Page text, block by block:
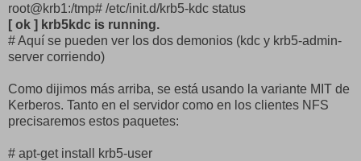
root@krb1:/tmp# /etc/init.d/krb5-kdc status
[ ok ] krb5kdc is running.
# Aquí se pueden ver los dos demonios (kdc y krb5-admin-
server corriendo)
Como dijimos más arriba, se está usando la variante MIT de
Kerberos. Tanto en el servidor como en los clientes NFS
precisaremos estos paquetes:
# apt-get install krb5-user